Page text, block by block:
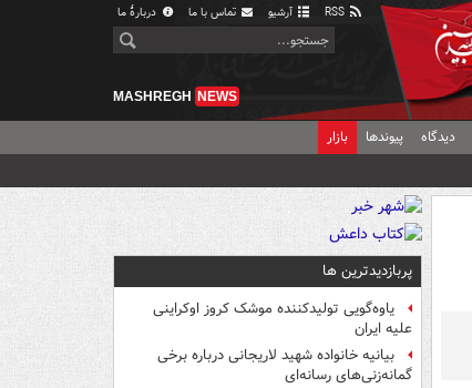
آرشیو تماس با ما دربارهٔ ما
MASHREGH NEWS
دیدگاه پیوندها بازار
پربازدیدترین ها
یاوه‌گویی تولیدکننده موشک کروز اوکراینی
علیه ایران
بیانیه خانواده شهید لاریجانی درباره برخی
گمانه‌زنی‌های رسانه‌ای